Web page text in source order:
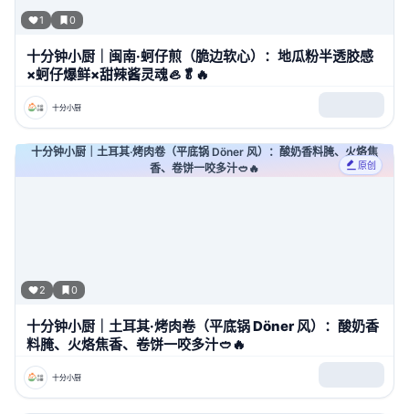
1 0
十分钟小厨｜闽南·蚵仔煎（脆边软心）：地瓜粉半透胶感
×蚵仔爆鲜×甜辣酱灵魂🦪🥬🔥
十分小厨
十分钟小厨｜土耳其·烤肉卷（平底锅 Döner 风）：酸奶香料腌、火烙焦
香、卷饼一咬多汁🥙🔥
原创
2 0
十分钟小厨｜土耳其·烤肉卷（平底锅 Döner 风）：酸奶香
料腌、火烙焦香、卷饼一咬多汁🥙🔥
十分小厨